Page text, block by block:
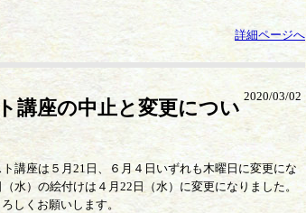
詳細ページへ
2020/03/02
講座の中止と変更につい
講座は５月21日、６月４日いずれも木曜日に変更にな
水）の絵付けは４月22日（水）に変更になりました。
しくお願いします。